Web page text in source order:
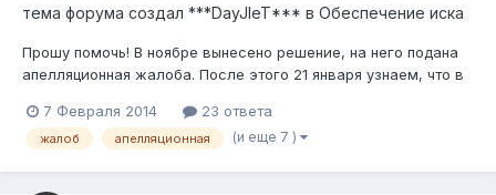
тема форума создал ***DayJIeT*** в Обеспечение иска
Прошу помочь! В ноябре вынесено решение, на него подана
апелляционная жалоба. После этого 21 января узнаем, что в
наложен арест. Определение получено 24 января. В
определении указано, что срок на обжалование 15 дней
7 Февраля 2014 23 ответа
жалоб апелляционная (и еще 7 )